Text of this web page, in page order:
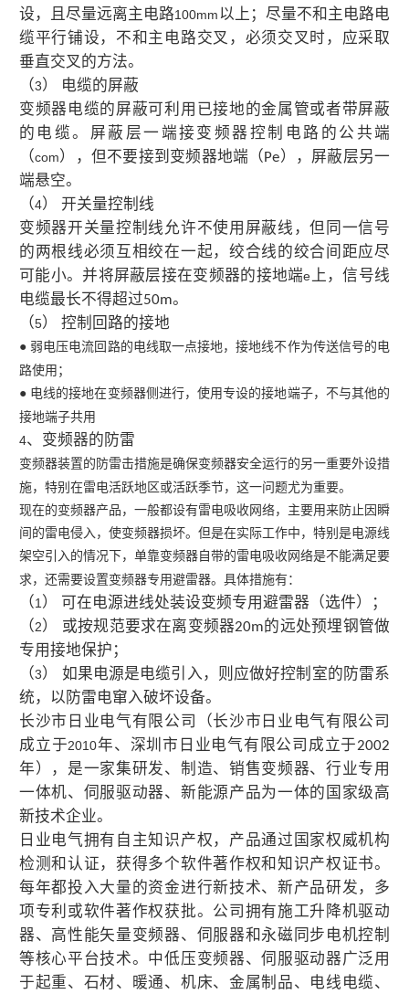
设，且尽量远离主电路100mm以上；尽量不和主电路电
缆平行铺设，不和主电路交叉，必须交叉时，应采取
垂直交叉的方法。
（3） 电缆的屏蔽
变频器电缆的屏蔽可利用已接地的金属管或者带屏蔽
的电缆。屏蔽层一端接变频器控制电路的公共端
（com），但不要接到变频器地端（Pe），屏蔽层另一
端悬空。
（4） 开关量控制线
变频器开关量控制线允许不使用屏蔽线，但同一信号
的两根线必须互相绞在一起，绞合线的绞合间距应尽
可能小。并将屏蔽层接在变频器的接地端e上，信号线
电缆最长不得超过50m。
（5） 控制回路的接地
● 弱电压电流回路的电线取一点接地，接地线不作为传送信号的电
路使用；
● 电线的接地在变频器侧进行，使用专设的接地端子，不与其他的
接地端子共用
4、变频器的防雷
变频器装置的防雷击措施是确保变频器安全运行的另一重要外设措
施，特别在雷电活跃地区或活跃季节，这一问题尤为重要。
现在的变频器产品，一般都设有雷电吸收网络，主要用来防止因瞬
间的雷电侵入，使变频器损坏。但是在实际工作中，特别是电源线
架空引入的情况下，单靠变频器自带的雷电吸收网络是不能满足要
求，还需要设置变频器专用避雷器。具体措施有：
（1 ） 可在电源进线处装设变频专用避雷器（选件）；
（2） 或按规范要求在离变频器20m的远处预埋钢管做
专用接地保护；
（3） 如果电源是电缆引入，则应做好控制室的防雷系
统，以防雷电窜入破坏设备。
长沙市日业电气有限公司（长沙市日业电气有限公司
成立于2010年、深圳市日业电气有限公司成立于2002
年），是一家集研发、制造、销售变频器、行业专用
一体机、伺服驱动器、新能源产品为一体的国家级高
新技术企业。
日业电气拥有自主知识产权，产品通过国家权威机构
检测和认证，获得多个软件著作权和知识产权证书。
每年都投入大量的资金进行新技术、新产品研发，多
项专利或软件著作权获批。公司拥有施工升降机驱动
器、高性能矢量变频器、伺服器和永磁同步电机控制
等核心平台技术。中低压变频器、伺服驱动器广泛用
于起重、石材、暖通、机床、金属制品、电线电缆、